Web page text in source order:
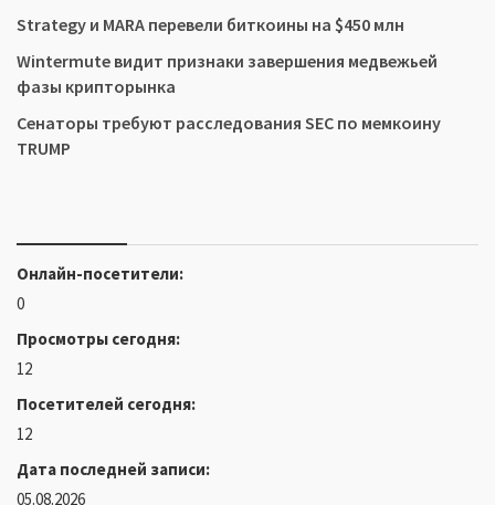
Strategy и MARA перевели биткоины на $450 млн
Wintermute видит признаки завершения медвежьей
фазы крипторынка
Сенаторы требуют расследования SEC по мемкоину
TRUMP
Онлайн-посетители:
0
Просмотры сегодня:
12
Посетителей сегодня:
12
Дата последней записи:
05.08.2026